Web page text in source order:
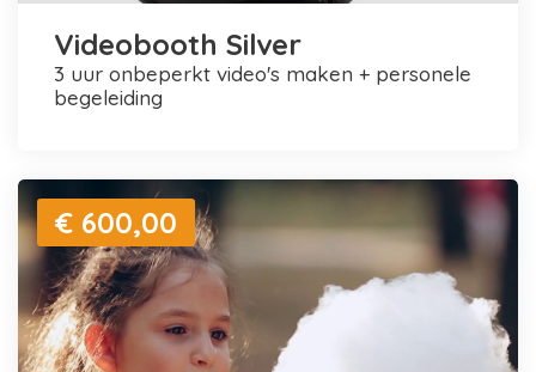
Videobooth Silver
3 uur onbeperkt video's maken + personele
begeleiding
€ 600,00